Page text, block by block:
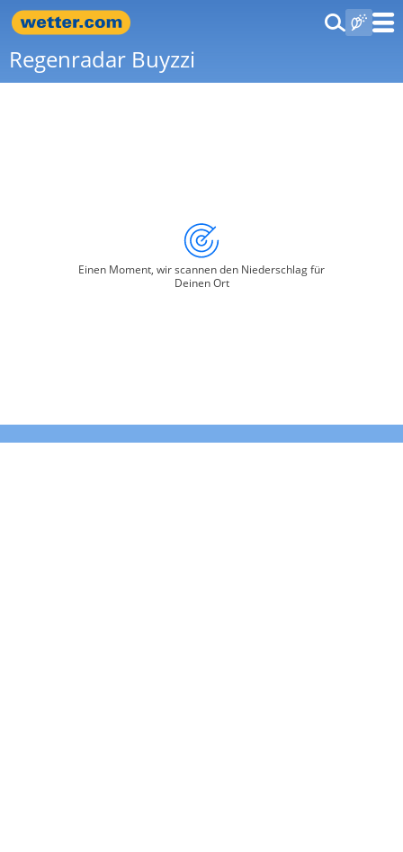
Regenradar Buyzzi
Einen Moment, wir scannen den Niederschlag für
Deinen Ort